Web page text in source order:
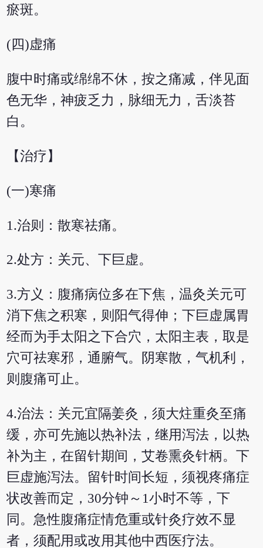
瘀斑。
(四)虚痛
腹中时痛或绵绵不休，按之痛减，伴见面
色无华，神疲乏力，脉细无力，舌淡苔
白。
【治疗】
(一)寒痛
1.治则：散寒祛痛。
2.处方：关元、下巨虚。
3.方义：腹痛病位多在下焦，温灸关元可
消下焦之积寒，则阳气得伸；下巨虚属胃
经而为手太阳之下合穴，太阳主表，取是
穴可祛寒邪，通腑气。阴寒散，气机利，
则腹痛可止。
4.治法：关元宜隔姜灸，须大炷重灸至痛
缓，亦可先施以热补法，继用泻法，以热
补为主，在留针期间，艾卷熏灸针柄。下
巨虚施泻法。留针时间长短，须视疼痛症
状改善而定，30分钟～1小时不等，下
同。急性腹痛症情危重或针灸疗效不显
者，须配用或改用其他中西医疗法。